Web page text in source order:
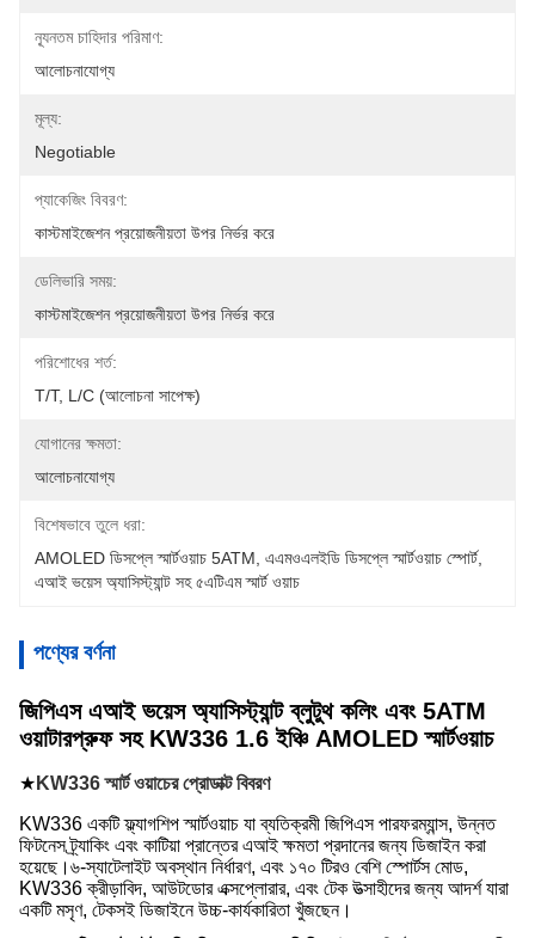
ন্যূনতম চাহিদার পরিমাণ:
আলোচনাযোগ্য
মূল্য:
Negotiable
প্যাকেজিং বিবরণ:
কাস্টমাইজেশন প্রয়োজনীয়তা উপর নির্ভর করে
ডেলিভারি সময়:
কাস্টমাইজেশন প্রয়োজনীয়তা উপর নির্ভর করে
পরিশোধের শর্ত:
T/T, L/C (আলোচনা সাপেক্ষ)
যোগানের ক্ষমতা:
আলোচনাযোগ্য
বিশেষভাবে তুলে ধরা:
AMOLED ডিসপ্লে স্মার্টওয়াচ 5ATM এএমওএলইডি ডিসপ্লে স্মার্টওয়াচ স্পোর্ট,
এআই ভয়েস অ্যাসিস্ট্যান্ট সহ ৫এটিএম স্মার্ট ওয়াচ
পণ্যের বর্ণনা
জিপিএস এআই ভয়েস অ্যাসিস্ট্যান্ট ব্লুটুথ কলিং এবং 5ATM
ওয়াটারপ্রুফ সহ KW336 1.6 ইঞ্চি AMOLED স্মার্টওয়াচ
★ KW336 স্মার্ট ওয়াচের প্রোডাক্ট বিবরণ
KW336 একটি ফ্ল্যাগশিপ স্মার্টওয়াচ যা ব্যতিক্রমী জিপিএস পারফরম্যান্স, উন্নত
ফিটনেস ট্র্যাকিং এবং কাটিয়া প্রান্তের এআই ক্ষমতা প্রদানের জন্য ডিজাইন করা
হয়েছে।৬-স্যাটেলাইট অবস্থান নির্ধারণ, এবং ১৭০ টিরও বেশি স্পোর্টস মোড,
KW336 ক্রীড়াবিদ, আউটডোর এক্সপ্লোরার, এবং টেক উত্সাহীদের জন্য আদর্শ যারা
একটি মসৃণ, টেকসই ডিজাইনে উচ্চ-কার্যকারিতা খুঁজছেন।